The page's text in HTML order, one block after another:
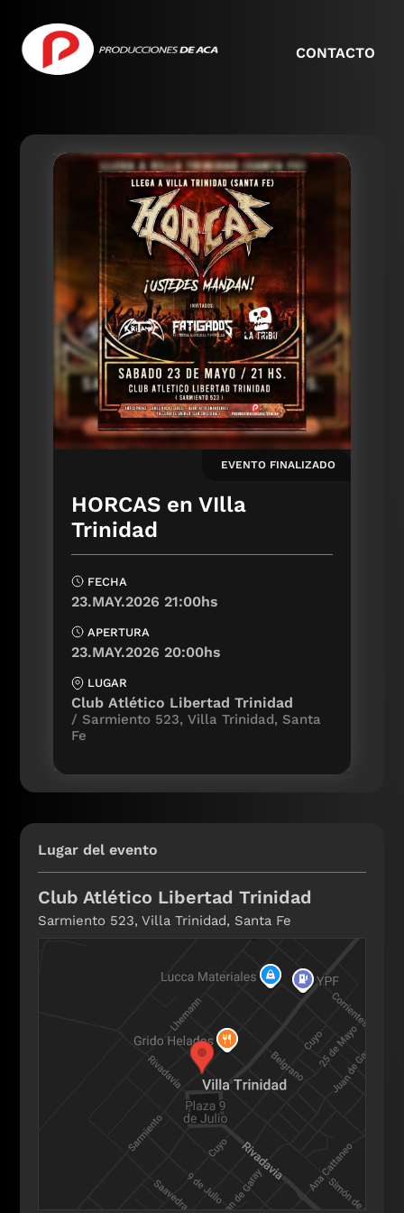
CONTACTO
EVENTO FINALIZADO
HORCAS en VIlla
Trinidad
FECHA
23.MAY.2026 21:00hs
APERTURA
23.MAY.2026 20:00hs
LUGAR
Club Atlético Libertad Trinidad
Sarmiento 523, Villa Trinidad, Santa
Fe
Lugar del evento
Club Atlético Libertad Trinidad
Sarmiento 523, Villa Trinidad, Santa Fe